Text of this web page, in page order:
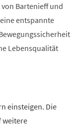
Bartenieff und
entspannte
Lebensqualität
einsteigen. Die
weitere